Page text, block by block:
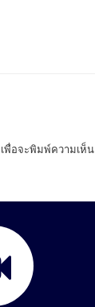
เพื่อจะพิมพ์ความเห็น